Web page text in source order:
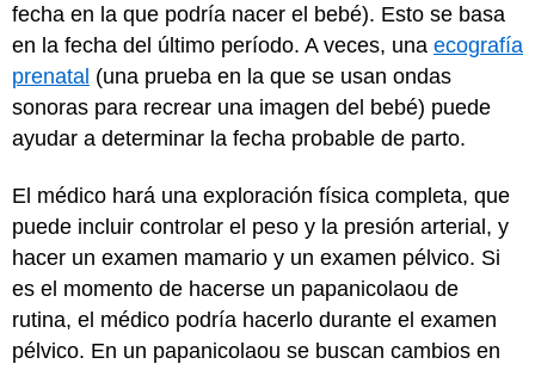
fecha en la que podría nacer el bebé). Esto se basa
en la fecha del último período. A veces, una ecografía
prenatal (una prueba en la que se usan ondas
sonoras para recrear una imagen del bebé) puede
ayudar a determinar la fecha probable de parto.
El médico hará una exploración física completa, que
puede incluir controlar el peso y la presión arterial, y
hacer un examen mamario y un examen pélvico. Si
es el momento de hacerse un papanicolaou de
rutina, el médico podría hacerlo durante el examen
pélvico. En un papanicolaou se buscan cambios en